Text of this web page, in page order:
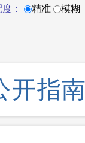
： 精准 模糊
开指